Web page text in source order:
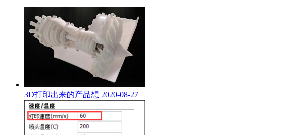
3D打印出来的产品想 2020-08-27